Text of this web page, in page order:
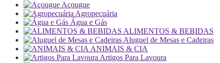
Açougue
Agropecuária
Água e Gás
ALIMENTOS & BEBIDAS
Aluguel de Mesas e Cadeiras
ANIMAIS & CIA
Artigos Para Lavoura